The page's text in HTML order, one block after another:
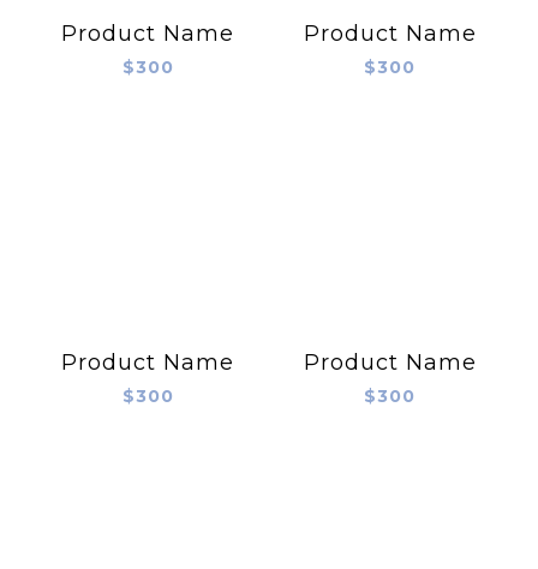
Product Name
$300
Product Name
$300
Product Name
$300
Product Name
$300